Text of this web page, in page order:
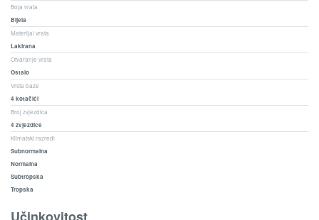
Boja vrata
Bijela
Materijal vrata
Lakirana
Otvaranje vrata
Ostalo
Vrsta baze
4 kotačići
Broj zvjezdica
4 zvjezdice
Klimatski razredi
Subnormalna
Normalna
Subtropska
Tropska